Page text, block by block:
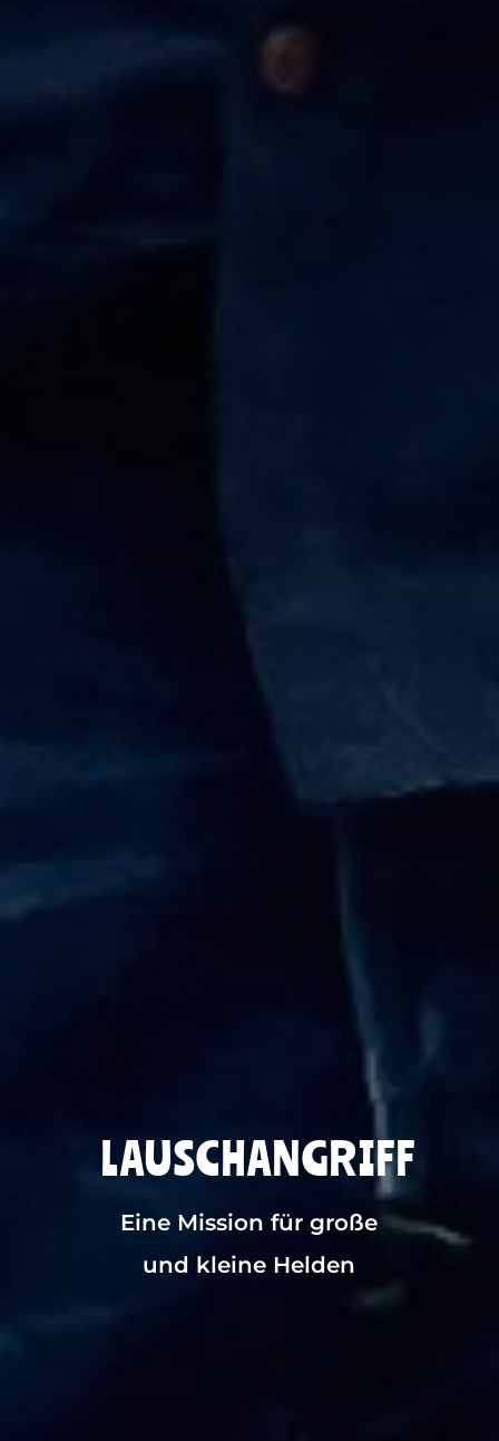
LAUSCHANGRIFF
Eine Mission für große
und kleine Helden